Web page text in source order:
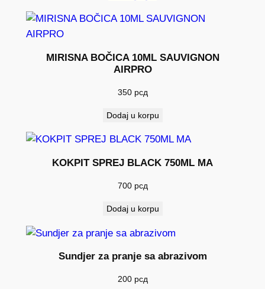
MIRISNA BOČICA 10ML SAUVIGNON
AIRPRO
350 рсд
Dodaj u korpu
KOKPIT SPREJ BLACK 750ML MA
700 рсд
Dodaj u korpu
Sundjer za pranje sa abrazivom
200 рсд